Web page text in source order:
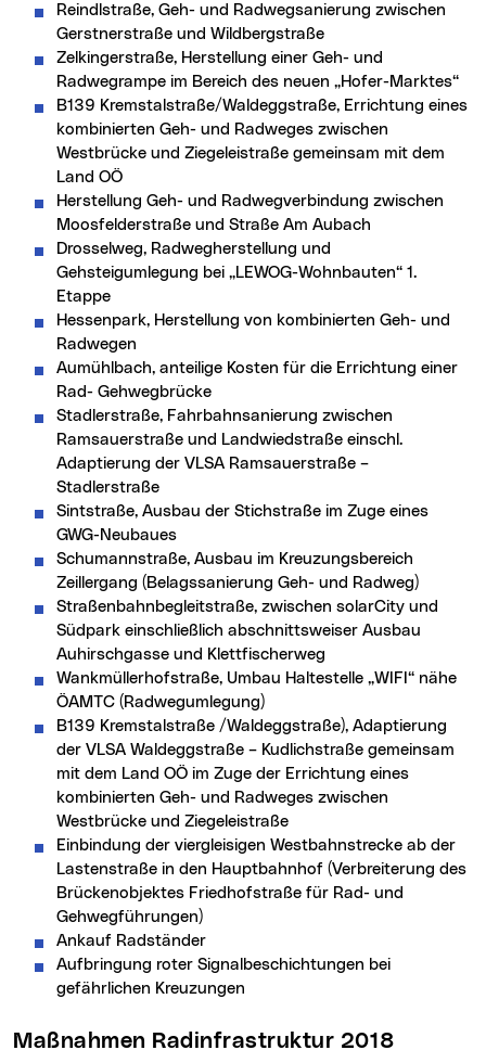
Reindlstraße, Geh- und Radwegsanierung zwischen
Gerstnerstraße und Wildbergstraße
Zelkingerstraße, Herstellung einer Geh- und
Radwegrampe im Bereich des neuen „Hofer-Marktes“
B139 Kremstalstraße/Waldeggstraße, Errichtung eines
kombinierten Geh- und Radweges zwischen
Westbrücke und Ziegeleistraße gemeinsam mit dem
Land OÖ
Herstellung Geh- und Radwegverbindung zwischen
Moosfelderstraße und Straße Am Aubach
Drosselweg, Radwegherstellung und
Gehsteigumlegung bei „LEWOG-Wohnbauten“ 1.
Etappe
Hessenpark, Herstellung von kombinierten Geh- und
Radwegen
Aumühlbach, anteilige Kosten für die Errichtung einer
Rad- Gehwegbrücke
Stadlerstraße, Fahrbahnsanierung zwischen
Ramsauerstraße und Landwiedstraße einschl.
Adaptierung der VLSA Ramsauerstraße –
Stadlerstraße
Sintstraße, Ausbau der Stichstraße im Zuge eines
GWG-Neubaues
Schumannstraße, Ausbau im Kreuzungsbereich
Zeillergang (Belagssanierung Geh- und Radweg)
Straßenbahnbegleitstraße, zwischen solarCity und
Südpark einschließlich abschnittsweiser Ausbau
Auhirschgasse und Klettfischerweg
Wankmüllerhofstraße, Umbau Haltestelle „WIFI“ nähe
ÖAMTC (Radwegumlegung)
B139 Kremstalstraße /Waldeggstraße), Adaptierung
der VLSA Waldeggstraße – Kudlichstraße gemeinsam
mit dem Land OÖ im Zuge der Errichtung eines
kombinierten Geh- und Radweges zwischen
Westbrücke und Ziegeleistraße
Einbindung der viergleisigen Westbahnstrecke ab der
Lastenstraße in den Hauptbahnhof (Verbreiterung des
Brückenobjektes Friedhofstraße für Rad- und
Gehwegführungen)
Ankauf Radständer
Aufbringung roter Signalbeschichtungen bei
gefährlichen Kreuzungen
Maßnahmen Radinfrastruktur 2018